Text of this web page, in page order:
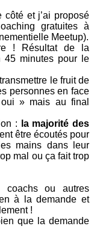
côté et j’ai proposé
gratuites à
Meetup).
! Résultat de la
45 minutes pour le
le fruit de
personnes en face
» mais au final
:
la majorité des
être écoutés pour
mains dans leur
mal ou ça fait trop
coachs ou autres
à la demande et
!
que la demande